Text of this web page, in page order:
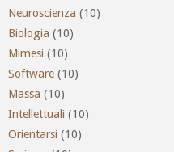
Neuroscienza (10)
Biologia (10)
Mimesi (10)
Software (10)
Massa (10)
Intellettuali (10)
Orientarsi (10)